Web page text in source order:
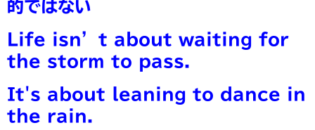
的ではない
Life isn’t about waiting for
the storm to pass.
It's about leaning to dance in
the rain.